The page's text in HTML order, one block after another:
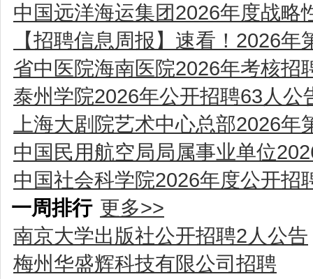
中国远洋海运集团2026年度战略
【招聘信息周报】速看！2026
省中医院海南医院2026年考核招
泰州学院2026年公开招聘63人公
上海大剧院艺术中心总部2026
中国民用航空局局属事业单位
中国社会科学院2026年度公开招
一周排行 更多>>
南京大学出版社公开招聘2人公告
梅州华盛辉科技有限公司招聘